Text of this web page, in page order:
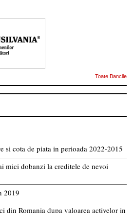
Toate Bancile
si cota de piata in perioada 2022-2015
mici dobanzi la creditele de nevoi
2019
din Romania dupa valoarea activelor in